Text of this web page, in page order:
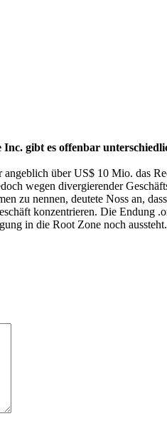
gibt es offenbar
über US$ 10 Mio. das
wegen divergierender
zu nennen, deutete Noss an,
konzentrieren. Die Endung
in die Root Zone noch